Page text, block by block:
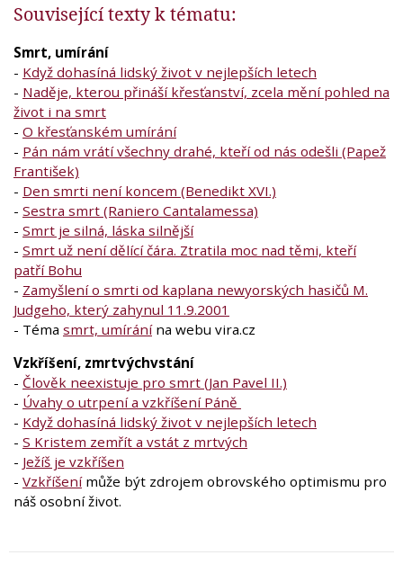
Související texty k tématu:
Smrt, umírání
- Když dohasíná lidský život v nejlepších letech
- Naděje, kterou přináší křesťanství, zcela mění pohled na
život i na smrt
- O křesťanském umírání
- Pán nám vrátí všechny drahé, kteří od nás odešli (Papež
František)
- Den smrti není koncem (Benedikt XVI.)
- Sestra smrt (Raniero Cantalamessa)
- Smrt je silná, láska silnější
- Smrt už není dělící čára. Ztratila moc nad těmi, kteří
patří Bohu
- Zamyšlení o smrti od kaplana newyorských hasičů M.
Judgeho, který zahynul 11.9.2001
- Téma smrt, umíránína webu vira.cz
Vzkříšení, zmrtvýchvstání
- Člověk neexistuje pro smrt (Jan Pavel II.)
- Úvahy o utrpení a vzkříšení Páně
- Když dohasíná lidský život v nejlepších letech
- S Kristem zemřít a vstát z mrtvých
- Ježíš je vzkříšen
- Vzkříšenímůže být zdrojem obrovského optimismu pro
náš osobní život.